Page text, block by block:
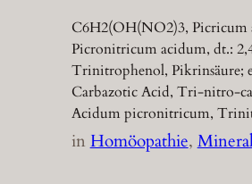
C6H2(OH(NO2)3, Picricum
Picronitricum acidum, dt.:
Trinitrophenol, Pikrinsäure;
Carbazotic Acid, Tri-nitro-
Acidum picronitricum,
inHomöopathie,